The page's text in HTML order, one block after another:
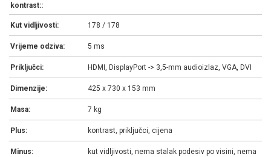
kontrast::
Kut vidljivosti: 178 / 178
Vrijeme odziva: 5 ms
Priključci: HDMI, DisplayPort -> 3,5-mm audioizlaz, VGA, DVI
Dimenzije: 425 x 730 x 153 mm
Masa: 7 kg
Plus: kontrast, priključci, cijena
Minus: kut vidljivosti, nema stalak podesiv po visini, nema